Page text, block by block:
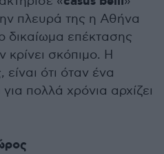
πλευρά της η Αθήνα
δικαίωμα επέκτασης
κρίνει σκόπιμο. Η
ότι όταν ένα
πολλά χρόνια αρχίζει